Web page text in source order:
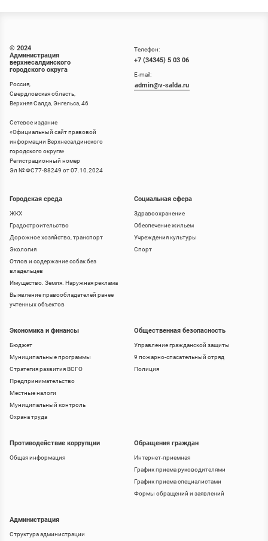
© 2024
Администрация
верхнесалдинского
городского округа
Россия,
Свердловская область,
Верхняя Салда, Энгельса, 46
Сетевое издание
«Официальный сайт правовой
информации Верхнесалдинского
городского округа»
Регистрационный номер
Эл № ФС77-88249 от 07.10.2024
Городская среда
ЖКХ
Градостроительство
Дорожное хозяйство, транспорт
Экология
Отлов и содержание собак без
владельцев
Имущество. Земля. Наружная реклама
Выявление правообладателей ранее
учтенных объектов
Социальная сфера
Здравоохранение
Обеспечение жильем
Учреждения культуры
Спорт
Телефон:
+7 (34345) 5 03 06
E-mail:
admin@v-salda.ru
Экономика и финансы
Бюджет
Муниципальные программы
Стратегия развития ВСГО
Предпринимательство
Местные налоги
Муниципальный контроль
Охрана труда
Общественная безопасность
Управление гражданской защиты
9 пожарно-спасательный отряд
Полиция
Противодействие коррупции
Общая информация
Обращения граждан
Интернет-приемная
График приема руководителями
График приема специалистами
Формы обращений и заявлений
Администрация
Структура администрации